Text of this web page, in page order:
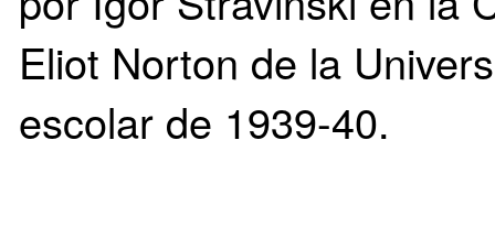
Eliot Norton de la
escolar de 1939-40.